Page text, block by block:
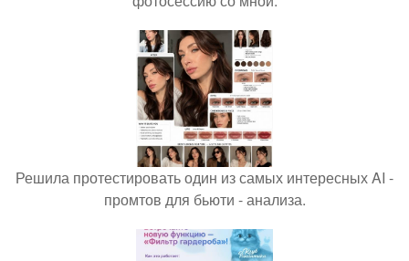
Решила протестировать один из самых интересных AI -
промтов для бьюти - анализа.